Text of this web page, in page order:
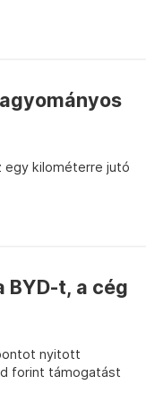
egy kilométerre jutó
t, a cég
nyitott
forint támogatást